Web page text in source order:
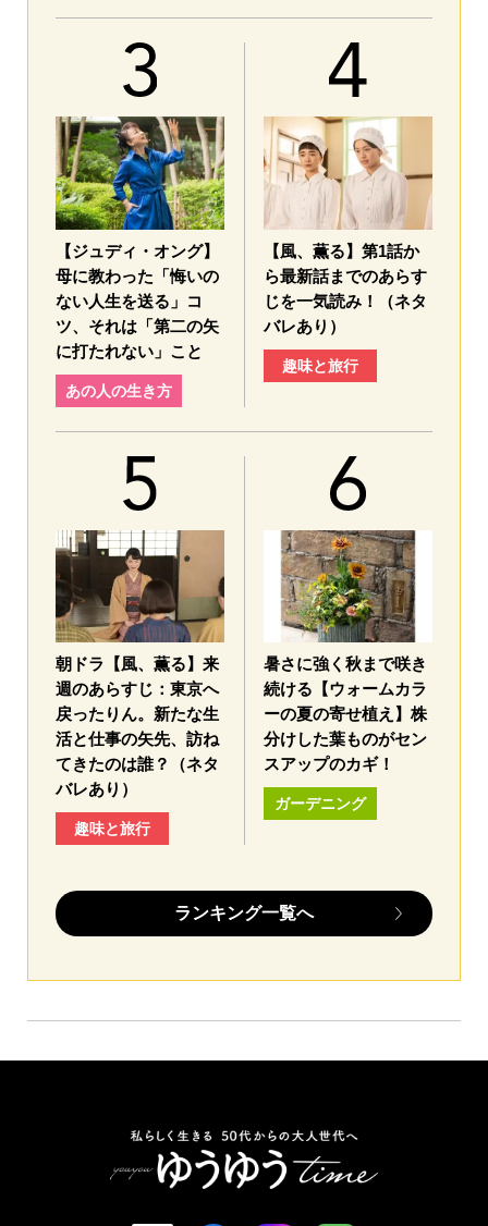
【ジュディ・オング】
母に教わった「悔いの
ない人生を送る」コ
ツ、それは「第二の矢
に打たれない」こと
あの人の生き方
【風、薫る】第1話か
ら最新話までのあらす
じを一気読み！（ネタ
バレあり）
趣味と旅行
朝ドラ【風、薫る】来
週のあらすじ：東京へ
戻ったりん。新たな生
活と仕事の矢先、訪ね
てきたのは誰？（ネタ
バレあり）
趣味と旅行
暑さに強く秋まで咲き
続ける【ウォームカラ
ーの夏の寄せ植え】株
分けした葉ものがセン
スアップのカギ！
ガーデニング
ランキング一覧へ